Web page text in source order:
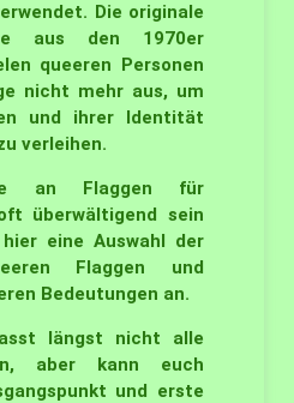
Die originale
aus den 1970er
queeren Personen
nicht mehr aus, um
und ihrer Identität
verleihen.
an Flaggen für
überwältigend sein
eine Auswahl der
Flaggen und
Bedeutungen an.
längst nicht alle
aber kann euch
und erste